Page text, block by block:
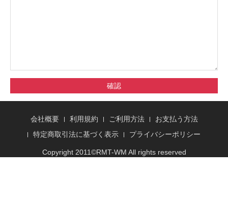
確認
会社概要 利用規約 ご利用方法
お支払う方法
特定商取引法に基づく表示
プライバシーポリシー
Copyright 2011©RMT-WM All rights reserved